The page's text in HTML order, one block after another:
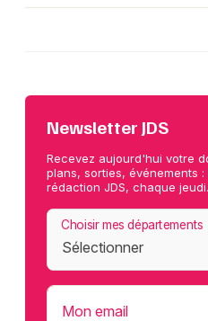
Newsletter JDS
Recevez aujourd'hui votre
plans, sorties, événements
rédaction JDS, chaque jeudi.
Choisir mes départements
Mon email